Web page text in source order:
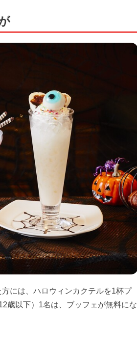
には、ハロウィンカクテルを1杯プ
歳以下）1名は、ブッフェが無料にな